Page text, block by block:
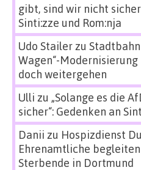
gibt, sind wir nicht
Sinti:zze und Rom:nja
Udo Stailerzu
Wagen“-
doch weitergehen
Ulli zu „Solange es die
sicher“: Gedenken an
Danii zu Hospizdienst
Ehrenamtliche
Sterbende in Dortmund